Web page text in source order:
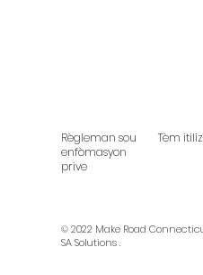
Règleman sou
enfòmasyon
prive
Tèm
© 2022 Make Road
SA Solutions.